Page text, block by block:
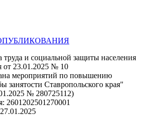
и социальной защиты населения
от 23.01.2025 № 10
мероприятий по повышению
занятости Ставропольского края"
№ 280725112)
2601202501270001
27.01.2025